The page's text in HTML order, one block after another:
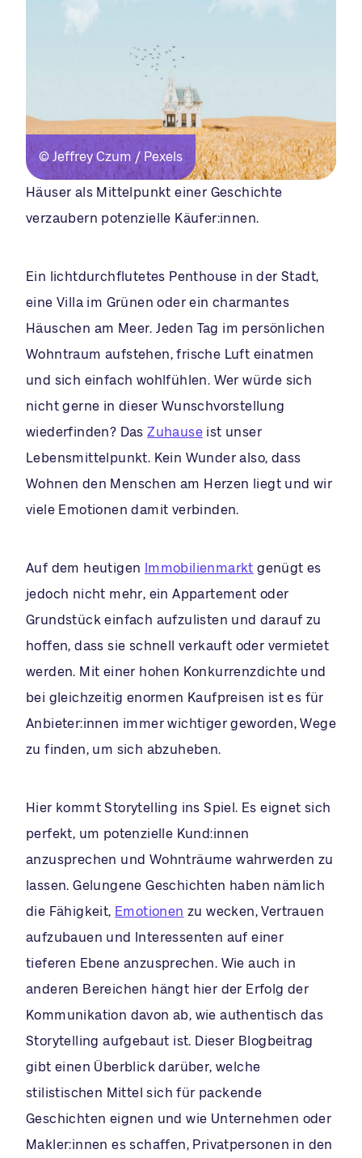
© Jeffrey Czum / Pexels
Häuser als Mittelpunkt einer Geschichte
verzaubern potenzielle Käufer:innen.
Ein lichtdurchflutetes Penthouse in der Stadt,
eine Villa im Grünen oder ein charmantes
Häuschen am Meer. Jeden Tag im persönlichen
Wohntraum aufstehen, frische Luft einatmen
und sich einfach wohlfühlen. Wer würde sich
nicht gerne in dieser Wunschvorstellung
wiederfinden? DasZuhause ist unser
Lebensmittelpunkt. Kein Wunder also, dass
Wohnen den Menschen am Herzen liegt und wir
viele Emotionen damit verbinden.
Auf dem heutigen Immobilienmarkt genügt es
jedoch nicht mehr, ein Appartement oder
Grundstück einfach aufzulisten und darauf zu
hoffen, dass sie schnell verkauft oder vermietet
werden. Mit einer hohen Konkurrenzdichte und
bei gleichzeitig enormen Kaufpreisen ist es für
Anbieter:innen immer wichtiger geworden, Wege
zu finden, um sich abzuheben.
Hier kommt Storytelling ins Spiel. Es eignet sich
perfekt, um potenzielle Kund:innen
anzusprechen und Wohnträume wahrwerden zu
lassen. Gelungene Geschichten haben nämlich
die Fähigkeit, Emotionen zu wecken, Vertrauen
aufzubauen und Interessenten auf einer
tieferen Ebene anzusprechen. Wie auch in
anderen Bereichen hängt hier der Erfolg der
Kommunikation davon ab, wie authentisch das
Storytelling aufgebaut ist. Dieser Blogbeitrag
gibt einen Überblick darüber, welche
stilistischen Mittel sich für packende
Geschichten eignen und wie Unternehmen oder
Makler:innen es schaffen, Privatpersonen in den